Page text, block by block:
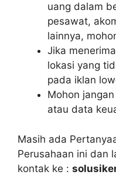
uang dalam
pesawat,
lainnya,
Jika
lokasi yang
pada iklan
Mohon
atau data
Masih ada
Perusahaan ini dan
kontak ke :